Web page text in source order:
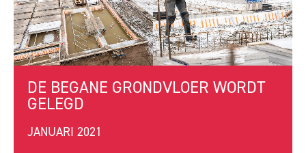
DE BEGANE GRONDVLOER WORDT
GELEGD
JANUARI 2021